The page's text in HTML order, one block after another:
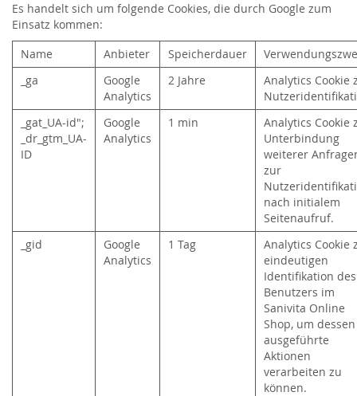
Es handelt sich um folgende Cookies, die durch Google zum
Einsatz kommen:
Name
Anbieter Speicherdauer
_ga
Google
Analytics
2 Jahre
Analytics Cookie
_gat_UA-id";
_dr_gtm_UA-
ID
Google
Analytics
1 min
Analytics Cookie
Unterbindung
weiterer
zur
nach initialem
Seitenaufruf.
_gid
Google
Analytics
1 Tag
Analytics Cookie
eindeutigen
Identifikation des
Benutzers im
Sanivita Online
Shop, um dessen
ausgeführte
Aktionen
verarbeiten zu
können.